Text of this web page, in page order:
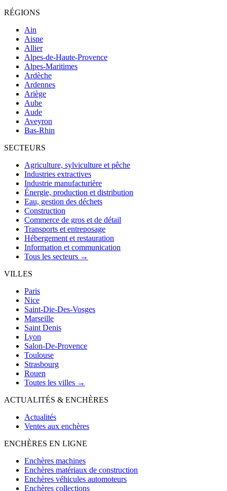
RÉGIONS
Ain
Aisne
Allier
Alpes-de-Haute-Provence
Alpes-Maritimes
Ardèche
Ardennes
Ariège
Aube
Aude
Aveyron
Bas-Rhin
SECTEURS
Agriculture, sylviculture et pêche
Industries extractives
Industrie manufacturière
Énergie, production et distribution
Eau, gestion des déchets
Construction
Commerce de gros et de détail
Transports et entreposage
Hébergement et restauration
Information et communication
Tous les secteurs →
VILLES
Paris
Nice
Saint-Die-Des-Vosges
Marseille
Saint Denis
Lyon
Salon-De-Provence
Toulouse
Strasbourg
Rouen
Toutes les villes →
ACTUALITÉS & ENCHÈRES
Actualités
Ventes aux enchères
ENCHÈRES EN LIGNE
Enchères machines
Enchères matériaux de construction
Enchères véhicules automoteurs
Enchères collections